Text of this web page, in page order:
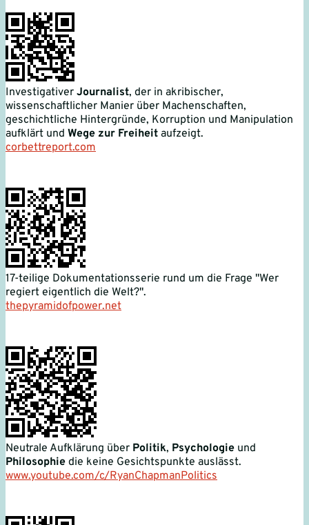
Investigativer Journalist, der in akribischer,
wissenschaftlicher Manier über Machenschaften,
geschichtliche Hintergründe, Korruption und Manipulation
aufklärt und Wege zur Freiheit aufzeigt.
corbettreport.com
17-teilige Dokumentationsserie rund um die Frage "Wer
regiert eigentlich die Welt?".
thepyramidofpower.net
Neutrale Aufklärung über Politik, Psychologie und
Philosophie die keine Gesichtspunkte auslässt.
www.youtube.com/c/RyanChapmanPolitics